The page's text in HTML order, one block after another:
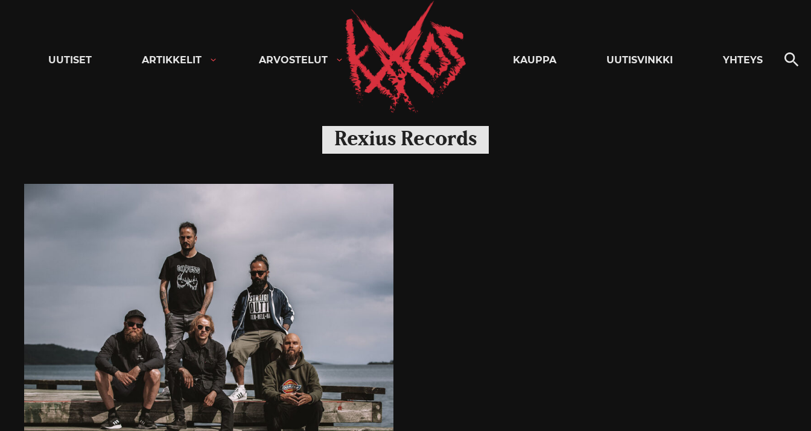
Kaaoszine
UUTISET ARTIKKELIT ARVOSTELUT KAUPPA UUTISVINKKI YHTEYS
Rexius Records